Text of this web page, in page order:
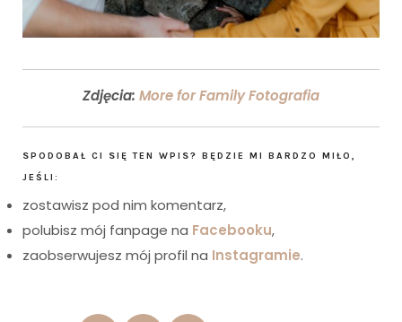
Zdjęcia: More for Family Fotografia
SPODOBAŁ CI SIĘ TEN WPIS? BĘDZIE MI BARDZO MIŁO,
JEŚLI:
zostawisz pod nim komentarz,
polubisz mój fanpage na Facebooku,
zaobserwujesz mój profil na Instagramie.